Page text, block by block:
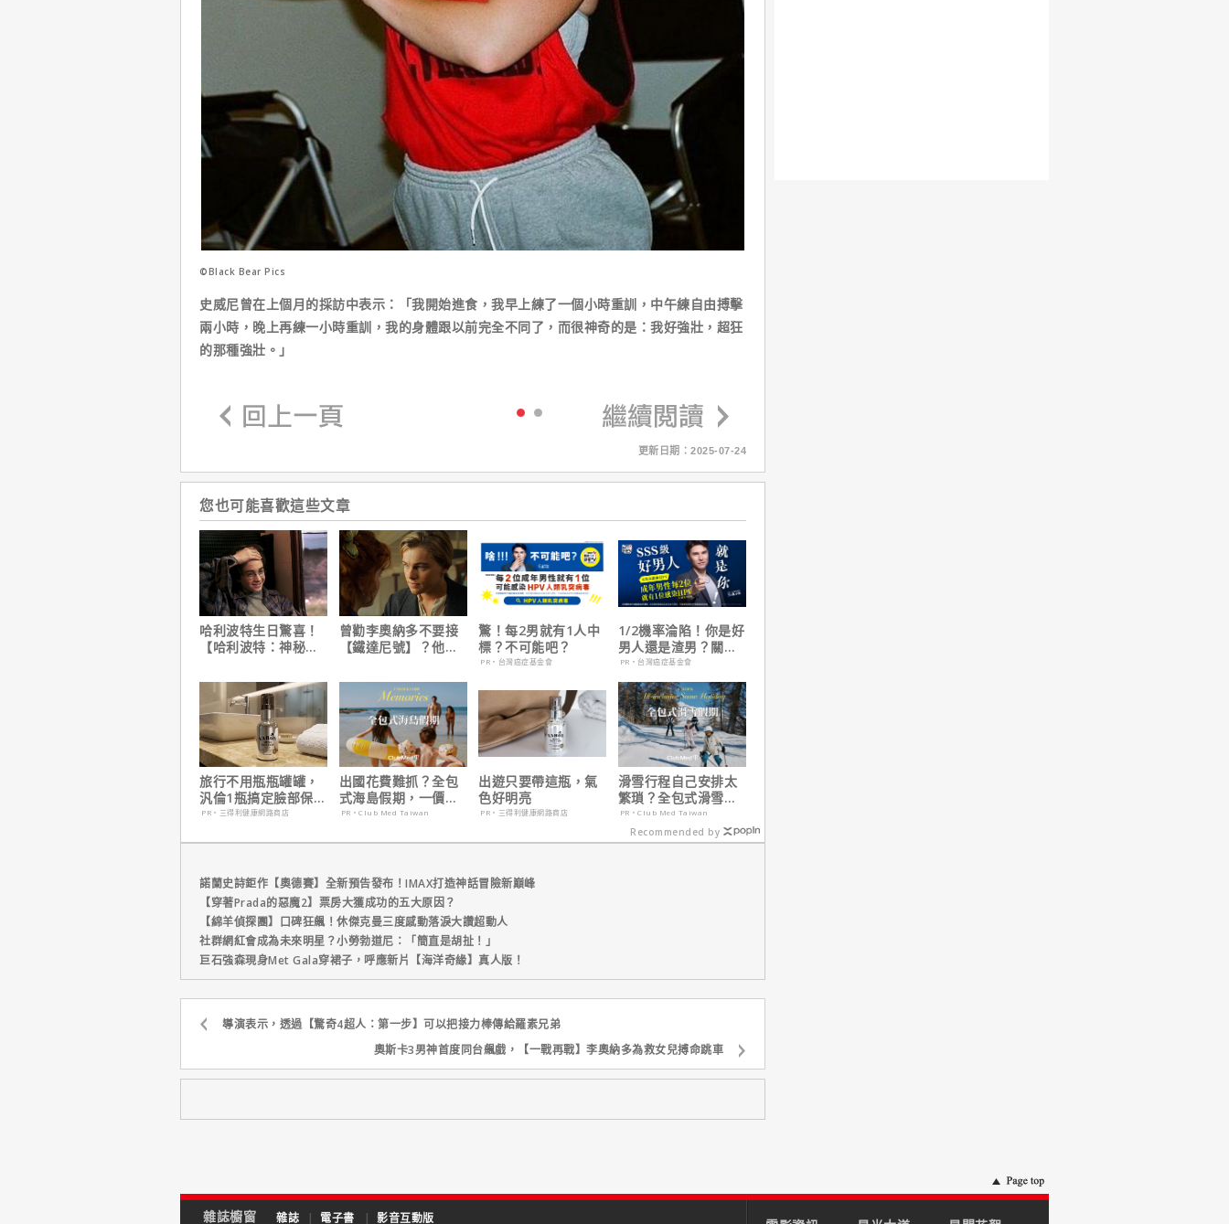
©Black Bear Pics
史威尼曾在上個月的採訪中表示：「我開始進食，我早上練了一個小時重訓，中午練自由搏擊
兩小時，晚上再練一小時重訓，我的身體跟以前完全不同了，而很神奇的是：我好強壯，超狂
的那種強壯。」
更新日期：2025-07-24
您也可能喜歡這些文章
哈利波特生日驚喜！
【哈利波特：神秘的
1週重返大銀幕
曾勸李奧納多不要接
【鐵達尼號】？他
是誰」
驚！每2男就有1人中
標？不可能吧？
PR・台灣癌症基金會
1/2機率淪陷！你是好
男人還是渣男？關鍵
在這
PR・台灣癌症基金會
旅行不用瓶瓶罐罐，
汎倫1瓶搞定臉部保
養！
PR・三得利健康網路商店
出國花費難抓？全包
式海島假期，一價搞
定食宿玩樂，省錢更
PR・Club Med Taiwan
出遊只要帶這瓶，氣
色好明亮
PR・三得利健康網路商店
滑雪行程自己安排太
繁瑣？全包式滑雪假
期：出門即雪場，一
價全包不怕預算爆
表！
PR・Club Med Taiwan
Recommended by
諾蘭史詩鉅作【奧德賽】全新預告發布！IMAX打造神話冒險新巔峰
【穿著Prada的惡魔2】票房大獲成功的五大原因？
【綿羊偵探團】口碑狂飆！休傑克曼三度感動落淚大讚超動人
社群網紅會成為未來明星？小勞勃道尼：「簡直是胡扯！」
巨石強森現身Met Gala穿裙子，呼應新片【海洋奇緣】真人版！
導演表示，透過【驚奇4超人：第一步】可以把接力棒傳給羅素兄弟
奧斯卡3男神首度同台飆戲，【一戰再戰】李奧納多為救女兒搏命跳車
雜誌櫥窗 雜誌 | 電子書 | 影音互動版